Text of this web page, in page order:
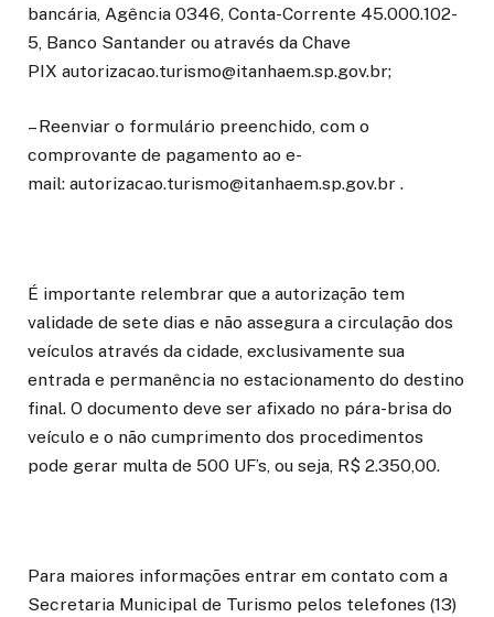
bancária, Agência 0346, Conta-Corrente 45.000.102-
5, Banco Santander ou através da Chave
PIX autorizacao.turismo@itanhaem.sp.gov.br;
– Reenviar o formulário preenchido, com o
comprovante de pagamento ao e-
mail: autorizacao.turismo@itanhaem.sp.gov.br .
É importante relembrar que a autorização tem
validade de sete dias e não assegura a circulação dos
veículos através da cidade, exclusivamente sua
entrada e permanência no estacionamento do destino
final. O documento deve ser afixado no pára-brisa do
veículo e o não cumprimento dos procedimentos
pode gerar multa de 500 UF’s, ou seja, R$ 2.350,00.
Para maiores informações entrar em contato com a
Secretaria Municipal de Turismo pelos telefones (13)